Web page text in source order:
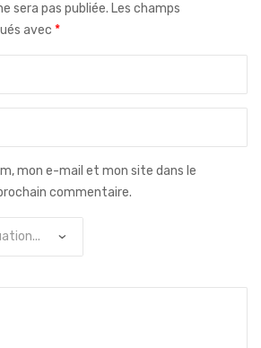
sera pas publiée. Les champs
avec *
mon e-mail et mon site dans le
commentaire.